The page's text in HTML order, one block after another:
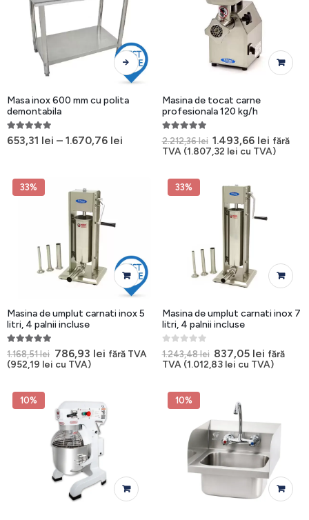
produsului.
Acest
produs
are
mai
Opțiunile
produsului.
Masa inox 600 mm cu polita
demontabila
5.00out of 5
653,31 lei – 1.670,76 lei
Masina de tocat carne
profesionala 120 kg/h
5.00out of 5
2.212,36lei Prețul
inițial
a
2.212,36 lei.
1.493,66 lei Prețul
curent
fără
TVA (1.807,32 lei cu TVA)
33%
Masina de umplut carnati inox 5
litri, 4 palnii incluse
5.00out of 5
1.168,51lei Prețul
inițial
786,93 leiPrețul
fără TVA
(952,19 lei cu TVA)
33%
Masina de umplut carnati inox 7
litri, 4 palnii incluse
0 out of 5
1.243,48lei Prețul
inițial
837,05 lei Prețul
curent
fără
TVA (1.012,83 lei cu TVA)
10% 10%